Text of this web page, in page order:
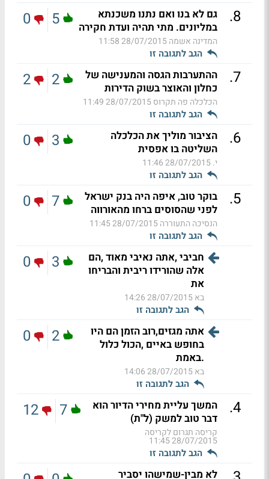
8
.
גם לא בנו ואם נתנו משכנתא
במליונים. מתי תהיה ועדת חקירה
המדינה אשמה28/07/2015 11:58
הגב לתגובה זו
5
0
7
.
ההתערבות הגסה והמענישה של
כחלון והאוצר בשוק הדירות
הכלכלה פה תקרוס28/07/2015 11:49
הגב לתגובה זו
2
2
6
.
הציבור מוליך את הכלכלה
השליטה בו אפסית
י.28/07/2015 11:46
הגב לתגובה זו
3
0
5
.
בוקר טוב, איפה היה בנק ישראל
לפני שהסוסים ברחו מהאורווה
הנסיכה התעוררה28/07/2015 11:45
הגב לתגובה זו
7
0
חביבי ,אתה נאיבי מאוד ,הם
אלה שהורידו ריבית והבריחו
את
בא28/07/2015 14:26
הגב לתגובה זו
3
0
אתה מגזים,רוב הזמן הם היו
בחופש באיים ,הכול כלול
.באמת
בא28/07/2015 14:06
הגב לתגובה זו
2
0
4
.
המשך עליית מחירי הדיור הוא
דבר טוב למשק (ל"ת)
קריסה תגרום לקריסה
28/07/2015 11:45
הגב לתגובה זו
7
12
לא מבין-שמישהו יסביר